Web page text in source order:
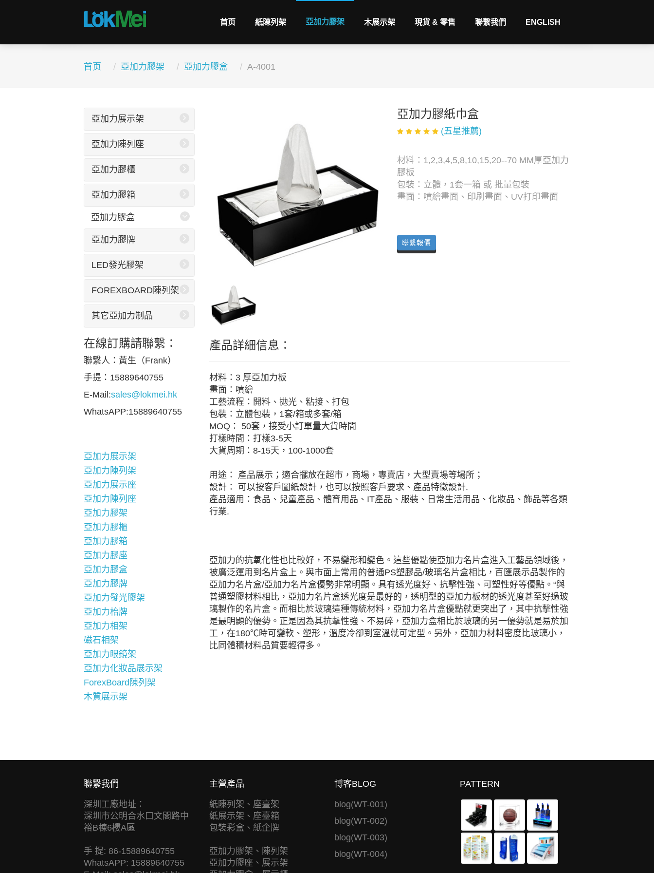
首页 紙陳列架 亞加力膠架 木展示架 現貨 & 零售 聯繫我們 ENGLISH
首页 亞加力膠架 亞加力膠盒 A-4001
亞加力展示架
亞加力陳列座
亞加力膠櫃
亞加力膠箱
亞加力膠盒
亞加力膠牌
LED發光膠架
FOREXBOARD陳列架
其它亞加力制品
在線訂購請聯繫：
聯繫人：黃生（Frank）
手提：15889640755
E-Mail:sales@lokmei.hk
WhatsAPP:15889640755
亞加力展示架
亞加力陳列架
亞加力展示座
亞加力陳列座
亞加力膠架
亞加力膠櫃
亞加力膠箱
亞加力膠座
亞加力膠盒
亞加力膠牌
亞加力發光膠架
亞加力枱牌
亞加力相架
磁石相架
亞加力眼鏡架
亞加力化妝品展示架
ForexBoard陳列架
木質展示架
亞加力膠紙巾盒
(五星推薦)
材料：1,2,3,4,5,8,10,15,20--70 MM厚亞加力
膠板
包裝：立體，1套一箱 或 批量包裝
畫面：噴繪畫面、印刷畫面、UV打印畫面
聯繫報價
產品詳細信息：
材料：3 厚亞加力板
畫面：噴繪
工藝流程：開料、拋光、粘接、打包
包裝：立體包裝，1套/箱或多套/箱
MOQ： 50套，接受小訂單量大貨時間
打樣時間：打樣3-5天
大貨周期：8-15天，100-1000套
用途： 產品展示；適合擺放在超市，商場，專賣店，大型賣場等場所；
設計： 可以按客戶圖紙設計，也可以按照客戶要求、產品特徵設計.
產品適用：食品、兒童產品、體育用品、IT產品、服裝、日常生活用品、化妝品、飾品等各類
行業.
亞加力的抗氧化性也比較好，不易變形和變色。這些優點使亞加力名片盒進入工藝品領域後，
被廣泛運用到名片盒上。與市面上常用的普通PS塑膠品/玻璃名片盒相比，百匯展示品製作的
亞加力名片盒/亞加力名片盒優勢非常明顯。具有透光度好、抗擊性強、可塑性好等優點。“與
普通塑膠材料相比，亞加力名片盒透光度是最好的，透明型的亞加力板材的透光度甚至好過玻
璃製作的名片盒。而相比於玻璃這種傳統材料，亞加力名片盒優點就更突出了，其中抗擊性強
是最明顯的優勢。正是因為其抗擊性強、不易碎，亞加力盒相比於玻璃的另一優勢就是易於加
工，在180℃時可變軟、塑形，溫度冷卻到室溫就可定型。另外，亞加力材料密度比玻璃小，
比同體積材料品質要輕得多。
聯繫我們
深圳工廠地址：
深圳市公明合水口文閣路中
裕B棟6樓A區
手 提: 86-15889640755
WhatsAPP: 15889640755
主營產品
紙陳列架、座臺架
紙展示架、座臺箱
包裝彩盒、紙企牌
亞加力膠架、陳列架
亞加力膠座、展示架
博客BLOG
blog(WT-001)
blog(WT-002)
blog(WT-003)
blog(WT-004)
PATTERN